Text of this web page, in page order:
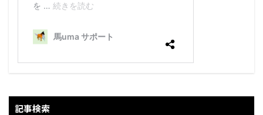
記事検索